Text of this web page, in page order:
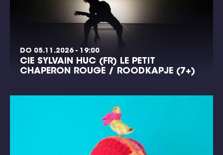
DO 05.11.2026 - 19:00
CIE SYLVAIN HUC (FR) LE PETIT
CHAPERON ROUGE / ROODKAPJE (7+)